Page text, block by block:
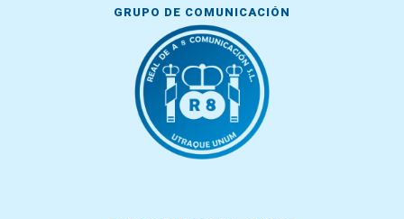
GRUPO DE COMUNICACIÓN